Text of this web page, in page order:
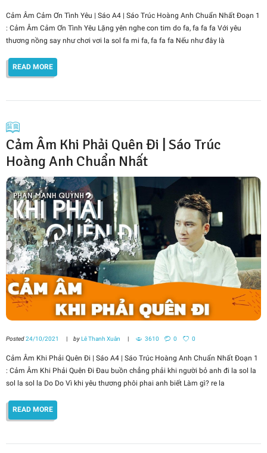
Cảm Âm Cảm Ơn Tình Yêu | Sáo A4 | Sáo Trúc Hoàng Anh Chuẩn Nhất Đoạn 1
: Cảm Âm Cảm Ơn Tình Yêu Lặng yên nghe con tim do fa, fa fa fa Với yêu
thương nồng say như chơi vơi la sol fa mi fa, fa fa fa Nếu như đây là
READ MORE
Cảm Âm Khi Phải Quên Đi | Sáo Trúc
Hoàng Anh Chuẩn Nhất
Posted24/10/2021 byLê Thanh Xuân 3610 0 0
Cảm Âm Khi Phải Quên Đi | Sáo A4 | Sáo Trúc Hoàng Anh Chuẩn Nhất Đoạn 1
: Cảm Âm Khi Phải Quên Đi Đau buồn chẳng phải khi người bỏ anh đi la sol la
sol la sol la Do Do Vì khi yêu thương phôi phai anh biết Làm gì? re la
READ MORE